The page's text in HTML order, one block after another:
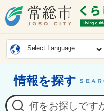
Select Language
情報を探す